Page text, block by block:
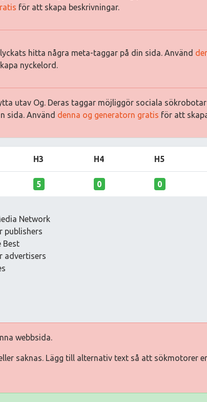
för att skapa beskrivningar.
hitta några meta-taggar på din sida. Använd
nyckelord.
utav Og. Deras taggar möjliggör sociala
sida. Använd denna og generatorn gratis för att
H3 H4 H5
5 0 0
Network
publishers
Best
advertisers
webbsida.
saknas. Lägg till alternativ text så att sökmotorer